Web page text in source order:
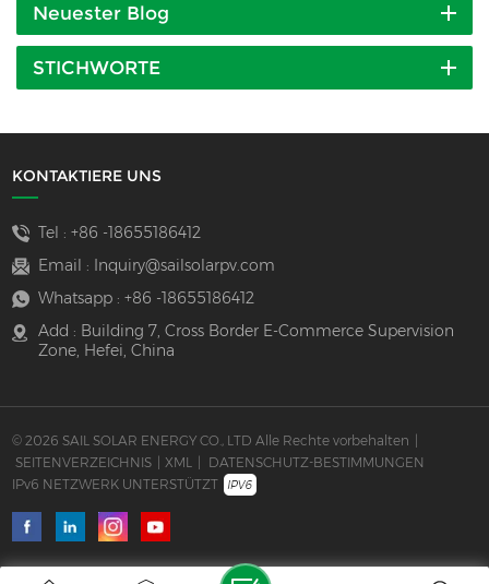
Neuester Blog
STICHWORTE
KONTAKTIERE UNS
Tel : +86 -18655186412
Email :
Inquiry@sailsolarpv.com
Whatsapp : +86 -18655186412
Add : Building 7, Cross Border E-Commerce Supervision
Zone, Hefei, China
© 2026 SAIL SOLAR ENERGY CO., LTD Alle Rechte vorbehalten |
SEITENVERZEICHNIS | XML | DATENSCHUTZ-BESTIMMUNGEN
IPv6 NETZWERK UNTERSTÜTZT